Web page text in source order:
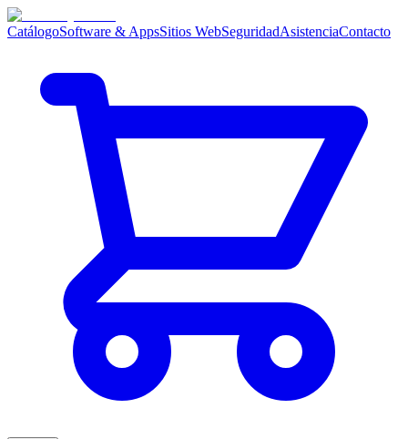
CatálogoSoftware & AppsSitios WebSeguridadAsistenciaContacto